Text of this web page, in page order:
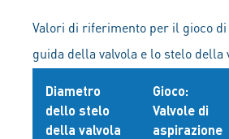
Valori di riferimento per il gioco
guida della valvola e lo stelo della
Diametro
dello stelo
della valvola
Gioco:
Valvole di
aspirazione